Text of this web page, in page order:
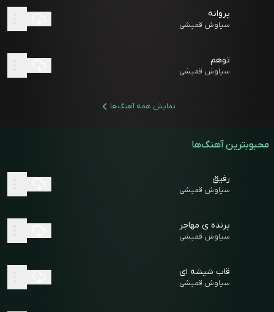
پروانه
سیاوش قمیشی
توهم
سیاوش قمیشی
نمایش همه آهنگ‌ها
محبوبترین آهنگ‌ها
رفیق
سیاوش قمیشی
پرنده ی مهاجر
سیاوش قمیشی
قاب شیشه ای
سیاوش قمیشی